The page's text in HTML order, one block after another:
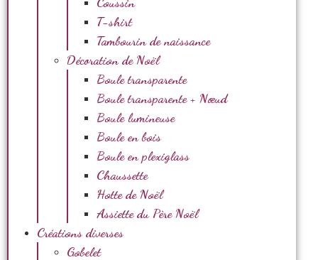
T-shirt
Tambourin de naissance
Décoration de Noël
Boule transparente
Boule transparente + Nœud
Boule lumineuse
Boule en bois
Boule en plexiglass
Chaussette
Hotte de Noël
Assiette du Père Noël
Créations diverses
Gobelet